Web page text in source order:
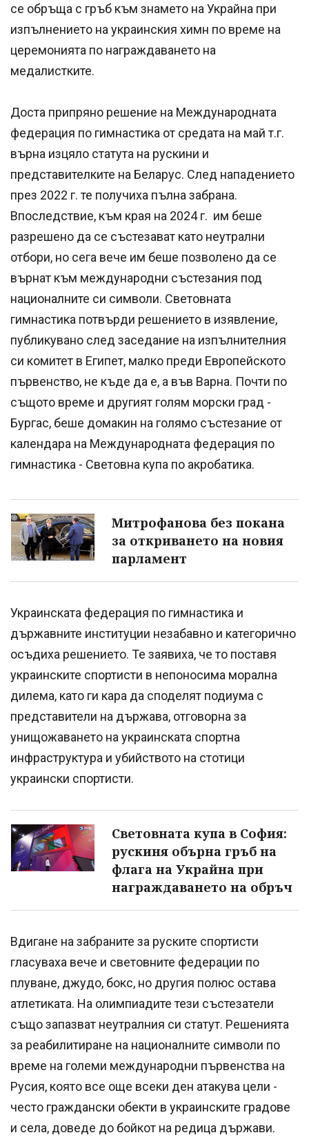
се обръща с гръб към знамето на Украйна при
изпълнението на украинския химн по време на
церемонията по награждаването на
медалистките.
Доста припряно решение на Международната
федерация по гимнастика от средата на май т.г.
върна изцяло статута на рускини и
представителките на Беларус. След нападението
през 2022 г. те получиха пълна забрана.
Впоследствие, към края на 2024 г. им беше
разрешено да се състезават като неутрални
отбори, но сега вече им беше позволено да се
върнат към международни състезания под
националните си символи. Световната
гимнастика потвърди решението в изявление,
публикувано след заседание на изпълнителния
си комитет в Египет, малко преди Европейското
първенство, не къде да е, а във Варна. Почти по
същото време и другият голям морски град -
Бургас, беше домакин на голямо състезание от
календара на Международната федерация по
гимнастика - Световна купа по акробатика.
Митрофанова без покана
за откриването на новия
парламент
Украинската федерация по гимнастика и
държавните институции незабавно и категорично
осъдиха решението. Те заявиха, че то поставя
украинските спортисти в непоносима морална
дилема, като ги кара да споделят подиума с
представители на държава, отговорна за
унищожаването на украинската спортна
инфраструктура и убийството на стотици
украински спортисти.
Световната купа в София:
рускиня обърна гръб на
флага на Украйна при
награждаването на обръч
Вдигане на забраните за руските спортисти
гласуваха вече и световните федерации по
плуване, джудо, бокс, но другия полюс остава
атлетиката. На олимпиадите тези състезатели
също запазват неутралния си статут. Решенията
за реабилитиране на националните символи по
време на големи международни първенства на
Русия, която все още всеки ден атакува цели -
често граждански обекти в украинските градове
и села, доведе до бойкот на редица държави.